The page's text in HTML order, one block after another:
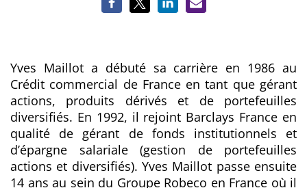
Yves Maillot a débuté sa carrière en 1986 au
Crédit commercial de France en tant que gérant
actions, produits dérivés et de portefeuilles
diversifiés. En 1992, il rejoint Barclays France en
qualité de gérant de fonds institutionnels et
d’épargne salariale (gestion de portefeuilles
actions et diversifiés). Yves Maillot passe ensuite
14 ans au sein du Groupe Robeco en France où il